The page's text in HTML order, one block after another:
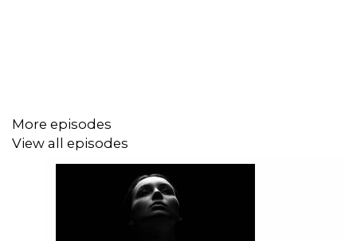
More episodes
View all episodes